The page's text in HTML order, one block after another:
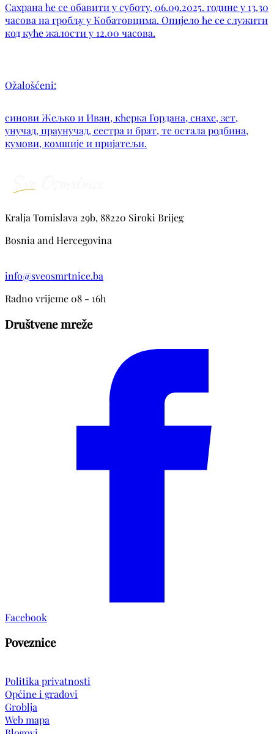
Сахрана ће се обавити у суботу, 06.09.2025. године у 13.30
часова на гробљу у Кобатовцима. Опијело ће се служити
код куће жалости у 12.00 часова.
Ožalošćeni:
синови Жељко и Иван, кћерка Гордана, снахе, зет,
унучад, праунучад, сестра и брат, те остала родбина,
кумови, комшије и пријатељи.
Kralja Tomislava 29b, 88220 Siroki Brijeg
Bosnia and Hercegovina
info@sveosmrtnice.ba
Radno vrijeme 08 - 16h
Društvene mreže
Facebook
Poveznice
Politika privatnosti
Općine i gradovi
Groblja
Web mapa